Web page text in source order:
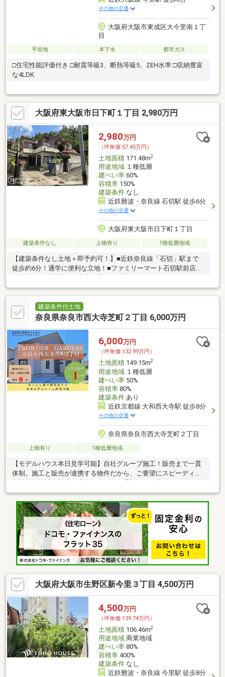
その他の交通
大阪府大阪市東成区大今里南１丁
目
平坦地 本下水 都市ガス
□住宅性能評価付き □耐震等級3、断熱等級5、ZEH水準 □収納豊富
な4LDK
大阪府東大阪市日下町１丁目 2,980万円
2,980万円
（坪単価:57.45万円）
土地面積171.48m2
用途地域１種低層
建ぺい率60%
容積率150%
建築条件なし
近鉄難波・奈良線 石切駅 徒歩6分
その他の交通
大阪府東大阪市日下町１丁目
建築条件なし 上物有り 1種低層地域
【建築条件なし土地＋即予約可！】■近鉄奈良線「石切」駅まで
徒歩約6分！通学に便利な立地！■ファミリーマート石切駅前店ま
建築条件付土地
奈良県奈良市西大寺芝町２丁目 6,000万円
6,000万円
（坪単価:132.99万円）
土地面積149.15m2
用途地域１種低層
建ぺい率50%
容積率80%
建築条件あり
近鉄京都線 大和西大寺駅 徒歩8分
その他の交通
奈良県奈良市西大寺芝町２丁目
上物有り 1種低層地域
【モデルハウス本日見学可能】自社グループ施工！販売まで一貫
体制。施工と販売が連携する物件だから、ご要望にスピーディー
に対応。設計・性能・広さ、すべてに妥協しない家づくり。
大阪府大阪市生野区新今里３丁目 4,500万円
4,500万円
（坪単価:139.74万円）
土地面積106.46m2
用途地域商業地域
建ぺい率80%
容積率400%
建築条件なし
近鉄難波・奈良線 今里駅 徒歩8分